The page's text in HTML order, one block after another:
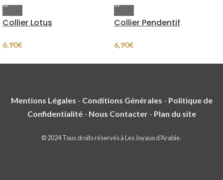
Collier Lotus
6,90€
Collier Pendentif
6,90€
Mentions Légales - Conditions Générales - Politique de
Confidentialité- Nous Contacter- Plan du site
© 2024 Tous droits réservés à Les Joyaux d'Arabie.